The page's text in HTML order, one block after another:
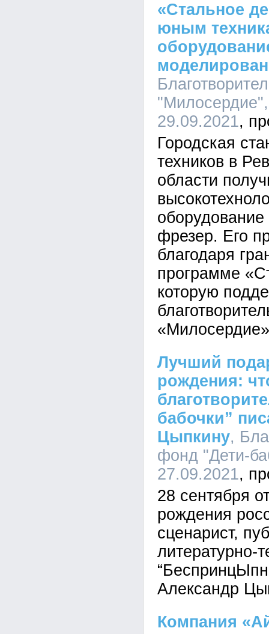
«Стальное
юным
29.09.2021
Городская
техников в
области
фрезер. Его
благодаря
программе
которую
Лучший
рождения:
бабочки”
Цыпкину,
фонд "Дети-
27.09.2021
28 сентября
рождения
сценарист,
литературно-
Александр
Компания